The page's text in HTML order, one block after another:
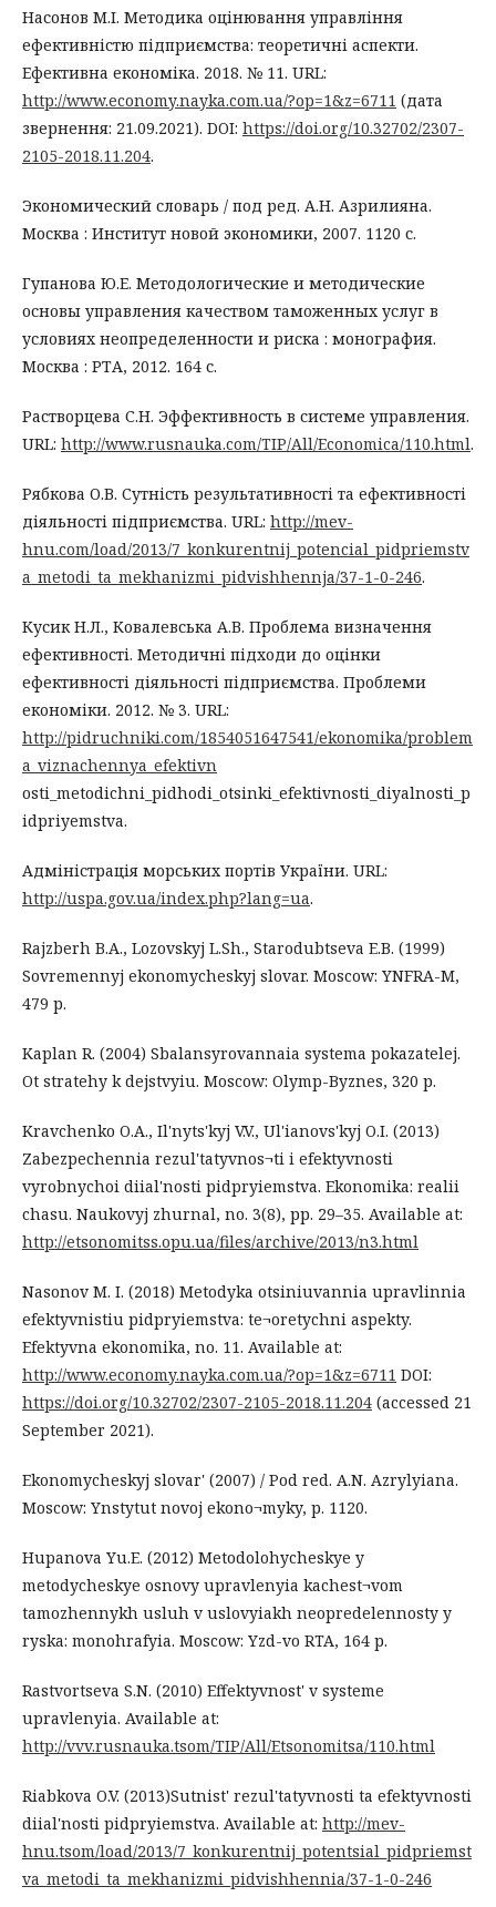
Насонов М.І. Методика оцінювання управління
ефективністю підприємства: теоретичні аспекти.
Ефективна економіка. 2018. № 11. URL:
http://www.economy.nayka.com.ua/?op=1&z=6711 (дата
звернення: 21.09.2021). DOI: https://doi.org/10.32702/2307-
2105-2018.11.204.
Экономический словарь / под ред. А.Н. Азрилияна.
Москва : Институт новой экономики, 2007. 1120 с.
Гупанова Ю.Е. Методологические и методические
основы управления качеством таможенных услуг в
условиях неопределенности и риска : монография.
Москва : РТА, 2012. 164 с.
Растворцева С.Н. Эффективность в системе управления.
URL: http://www.rusnauka.com/TIP/All/Economica/110.html.
Рябкова О.В. Сутність результативності та ефективності
діяльності підприємства. URL: http://mev-
hnu.com/load/2013/7_konkurentnij_potencial_pidpriemstv
a_metodi_ta_mekhanizmi_pidvishhennja/37-1-0-246.
Кусик Н.Л., Ковалевська А.В. Проблема визначення
ефективності. Методичні підходи до оцінки
ефективності діяльності підприємства. Проблеми
економіки. 2012. № 3. URL:
http://pidruchniki.com/1854051647541/ekonomika/problem
a_viznachennya_efektivn
osti_metodichni_pidhodi_otsinki_efektivnosti_diyalnosti_p
idpriyemstva.
Адміністрація морських портів України. URL:
http://uspa.gov.ua/index.php?lang=ua.
Rajzberh B.A., Lozovskyj L.Sh., Starodubtseva E.B. (1999)
Sovremennyj ekonomycheskyj slovar. Moscow: YNFRA-M,
479 р.
Kaplan R. (2004) Sbalansyrovannaia systema pokazatelej.
Ot stratehy k dejstvyiu. Moscow: Olymp-Byznes, 320 р.
Kravchenko O.A., Il'nyts'kyj V.V., Ul'ianovs'kyj O.I. (2013)
Zabezpechennia rezul'tatyvnos¬ti i efektyvnosti
vyrobnychoi diial'nosti pidpryiemstva. Ekonomika: realii
chasu. Naukovyj zhurnal, no. 3(8), рр. 29–35. Available at:
http://etsonomitss.opu.ua/files/archive/2013/n3.html
Nasonov M. I. (2018) Metodyka otsiniuvannia upravlinnia
efektyvnistiu pidpryiemstva: te¬oretychni aspekty.
Efektyvna ekonomika, no. 11. Available at:
http://www.economy.nayka.com.ua/?op=1&z=6711 DOI:
https://doi.org/10.32702/2307-2105-2018.11.204 (accessed 21
September 2021).
Ekonomycheskyj slovar' (2007) / Pod red. A.N. Azrylyiana.
Moscow: Ynstytut novoj ekono¬myky, р. 1120.
Hupanova Yu.E. (2012) Metodolohycheskye y
metodycheskye osnovy upravlenyia kachest¬vom
tamozhennykh usluh v uslovyiakh neopredelennosty y
ryska: monohrafyia. Moscow: Yzd-vo RTA, 164 р.
Rastvortseva S.N. (2010) Effektyvnost' v systeme
upravlenyia. Available at:
http://vvv.rusnauka.tsom/TIP/All/Etsonomitsa/110.html
Riabkova O.V. (2013)Sutnist' rezul'tatyvnosti ta efektyvnosti
diial'nosti pidpryiemstva. Available at: http://mev-
hnu.tsom/load/2013/7_konkurentnij_potentsial_pidpriemst
va_metodi_ta_mekhanizmi_pidvishhennia/37-1-0-246